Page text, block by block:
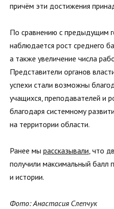
причём эти достижения
По сравнению с предыдущим
наблюдается рост среднего
а также увеличение числа
Представители органов
успехи стали возможны
учащихся, преподавателей и
благодаря системному
на территории области.
Ранее мы рассказывали , что
получили максимальный балл
и истории.
Фото: Анастасия Слепчук